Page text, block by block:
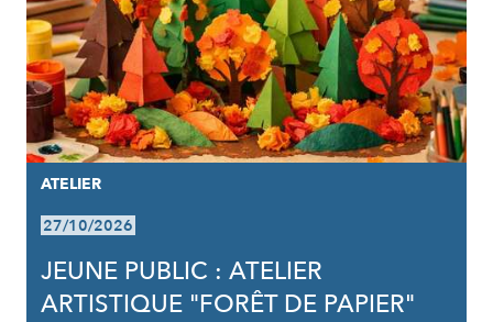
ATELIER
27/10/2026
JEUNE PUBLIC : ATELIER
ARTISTIQUE "FORÊT DE PAPIER"